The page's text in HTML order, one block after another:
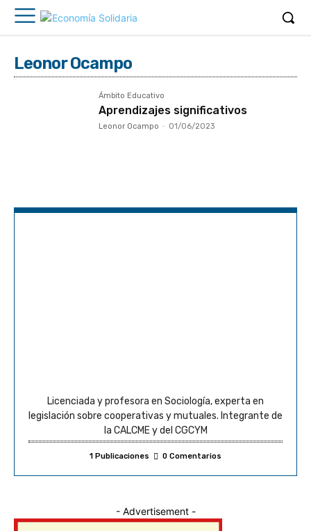
Leonor Ocampo
Ámbito Educativo
Aprendizajes significativos
Leonor Ocampo - 01/06/2023
Licenciada y profesora en Sociología, experta en
legislación sobre cooperativas y mutuales. Integrante de
la CALCME y del CGCYM
1 Publicaciones 0 Comentarios
- Advertisement -